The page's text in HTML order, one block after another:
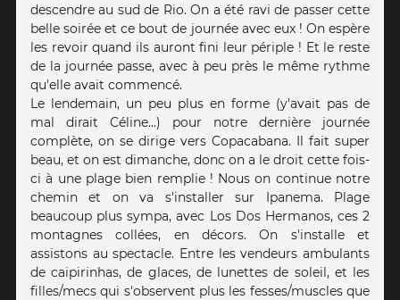
descendre au sud de Rio. On a été ravi de passer cette
belle soirée et ce bout de journée avec eux ! On espère
les revoir quand ils auront fini leur périple ! Et le reste
de la journée passe, avec à peu près le même rythme
qu'elle avait commencé.
Le lendemain, un peu plus en forme (y'avait pas de
mal dirait Céline...) pour notre dernière journée
complète, on se dirige vers Copacabana. Il fait super
beau, et on est dimanche, donc on a le droit cette fois-
ci à une plage bien remplie ! Nous on continue notre
chemin et on va s'installer sur Ipanema. Plage
beaucoup plus sympa, avec Los Dos Hermanos, ces 2
montagnes collées, en décors. On s'installe et
assistons au spectacle. Entre les vendeurs ambulants
de caipirinhas, de glaces, de lunettes de soleil, et les
filles/mecs qui s'observent plus les fesses/muscles que